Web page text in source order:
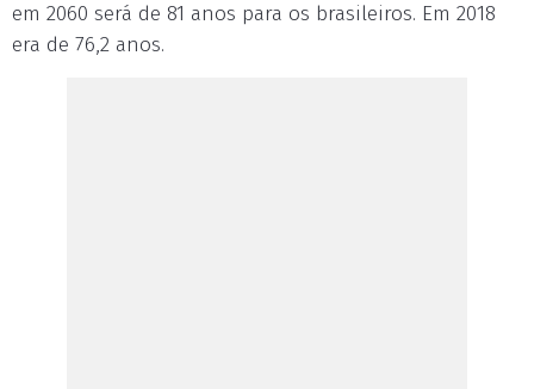
em 2060 será de 81 anos para os brasileiros. Em 2018
era de 76,2 anos.